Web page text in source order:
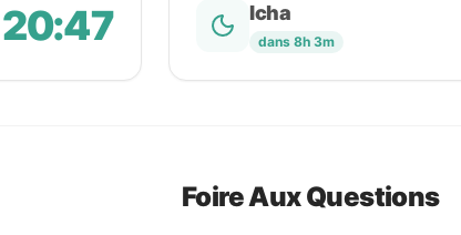
20:47 Icha
dans 8h 3m
Foire Aux Questions